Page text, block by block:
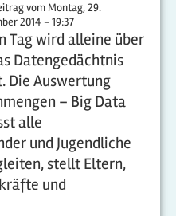
vom Montag, 29.
2014 - 19:37
Tag wird alleine über
Datengedächtnis
Die Auswertung
– Big Data
alle
und Jugendliche
stellt Eltern,
und